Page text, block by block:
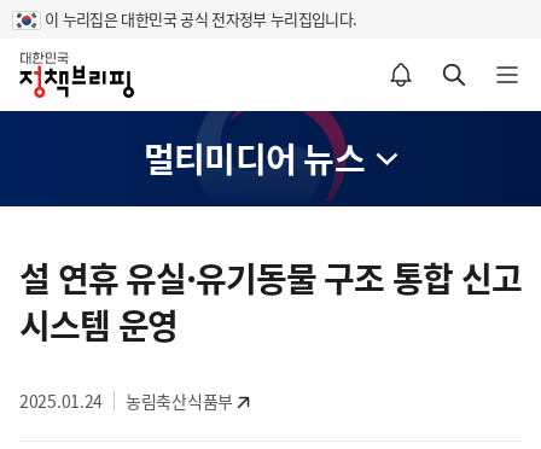
이 누리집은 대한민국 공식 전자정부 누리집입니다.
홈
알림설정 바로가기 검색 바로가기 메뉴 열기
멀티미디어 뉴스
영
설 연휴 유실·유기동물 구조 통합 신고
시스템 운영
2025.01.24 농림축산식품부